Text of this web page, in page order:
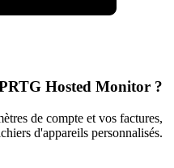
Hosted Monitor ?
de compte et vos factures,
d'appareils personnalisés.